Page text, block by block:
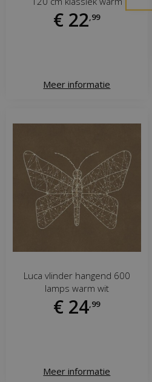
€ 22 99
Meer informatie
Luca vlinder hangend 600
lamps warm wit
€ 24 99
Meer informatie